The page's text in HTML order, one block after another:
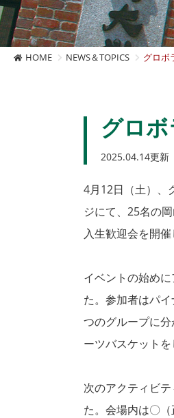
HOME NEWS＆TOPICS グロボ
グロ
2025.04.14更新
4月12日（土）、
ジにて、25名の
入生歓迎会を開催
イベントの始め
た。参加者はパ
つのグループに
ーツバスケットを
次のアクティビ
た。会場内は〇